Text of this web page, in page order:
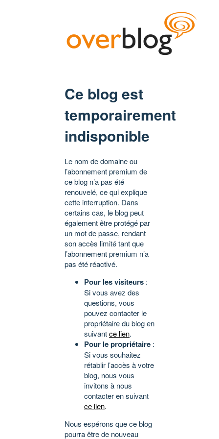
Ce blog est
temporairement
indisponible
Le nom de domaine ou
l’abonnement premium de
ce blog n’a pas été
renouvelé, ce qui explique
cette interruption. Dans
certains cas, le blog peut
également être protégé par
un mot de passe, rendant
son accès limité tant que
l’abonnement premium n’a
pas été réactivé.
Pour les visiteurs :
Si vous avez des
questions, vous
pouvez contacter le
propriétaire du blog en
suivantce lien.
Pour le propriétaire :
Si vous souhaitez
rétablir l’accès à votre
blog, nous vous
invitons à nous
contacter en suivant
ce lien.
Nous espérons que ce blog
pourra être de nouveau